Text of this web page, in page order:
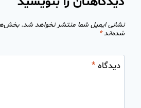
نشانی ایمیل شما منتشر نخواهد شد.
شده‌اند*
دیدگاه*